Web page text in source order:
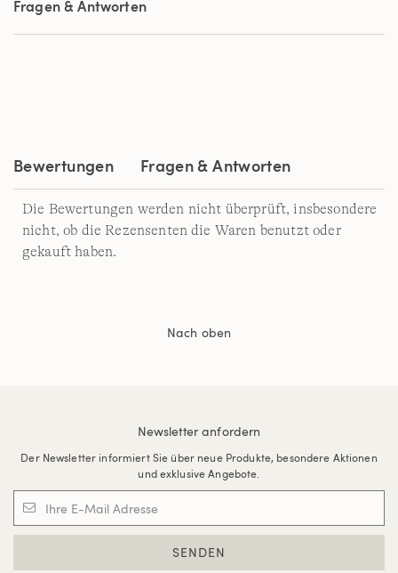
Durchschnittswert
Bewertung.
Fragen & Antworten
Bewertungen Fragen & Antworten
Die Bewertungen werden nicht überprüft, insbesondere
nicht, ob die Rezensenten die Waren benutzt oder
gekauft haben.
Nach oben
Newsletter anfordern
Der Newsletter informiert Sie über neue Produkte, besondere Aktionen
und exklusive Angebote.
SENDEN